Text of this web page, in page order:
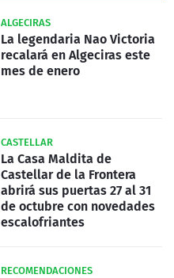
ALGECIRAS
La legendaria Nao Victoria
recalará en Algeciras este
mes de enero
CASTELLAR
La Casa Maldita de
Castellar de la Frontera
abrirá sus puertas 27 al 31
de octubre con novedades
escalofriantes
RECOMENDACIONES